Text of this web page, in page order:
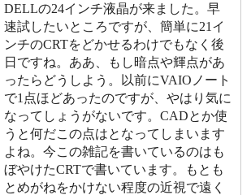
DELLの24インチ液晶が来ました。早
速試したいところですが、簡単に21イ
ンチのCRTをどかせるわけでもなく後
日ですね。ああ、もし暗点や輝点があ
ったらどうしよう。以前にVAIOノート
で1点ほどあったのですが、やはり気に
なってしょうがないです。CADとか使
うと何だこの点はとなってしまいます
よね。今この雑記を書いているのはも
ぼやけたCRTで書いています。もとも
とめがねをかけない程度の近視で遠く